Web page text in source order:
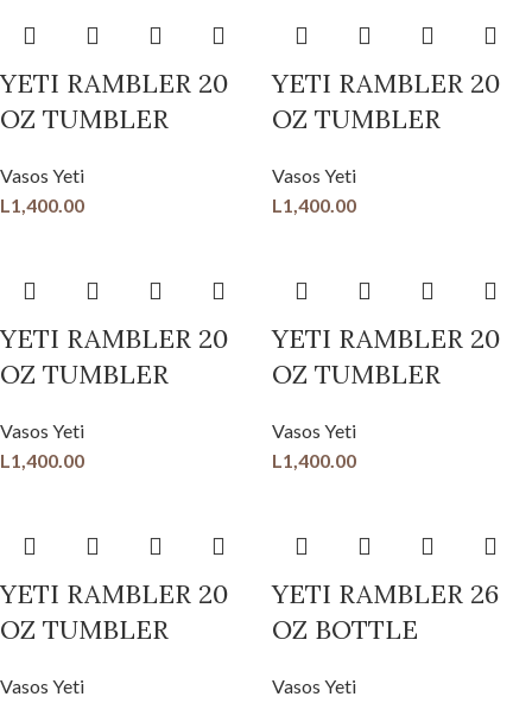
YETI RAMBLER 20
OZ TUMBLER
Vasos Yeti
L1,400.00
YETI RAMBLER 20
OZ TUMBLER
Vasos Yeti
L1,400.00
YETI RAMBLER 20
OZ TUMBLER
Vasos Yeti
L1,400.00
YETI RAMBLER 20
OZ TUMBLER
Vasos Yeti
L1,400.00
YETI RAMBLER 20
OZ TUMBLER
Vasos Yeti
YETI RAMBLER 26
OZ BOTTLE
Vasos Yeti